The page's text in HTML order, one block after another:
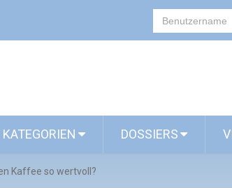
KATEGORIEN DOSSIERS
Kaffee so wertvoll?